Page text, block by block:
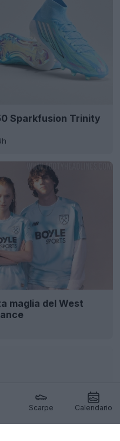
Scarpe Calendario
Sparkfusion Trinity
maglia del West